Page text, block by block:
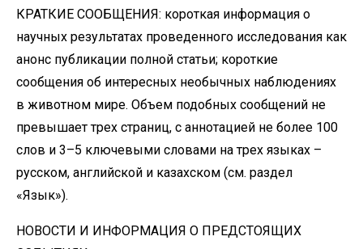
КРАТКИЕ СООБЩЕНИЯ: короткая информация о
научных результатах проведенного исследования как
анонс публикации полной статьи; короткие
сообщения об интересных необычных наблюдениях
в животном мире. Объем подобных сообщений не
превышает трех страниц, с аннотацией не более 100
слов и 3–5 ключевыми словами на трех языках –
русском, английской и казахском (см. раздел
«Язык»).
НОВОСТИ И ИНФОРМАЦИЯ О ПРЕДСТОЯЩИХ